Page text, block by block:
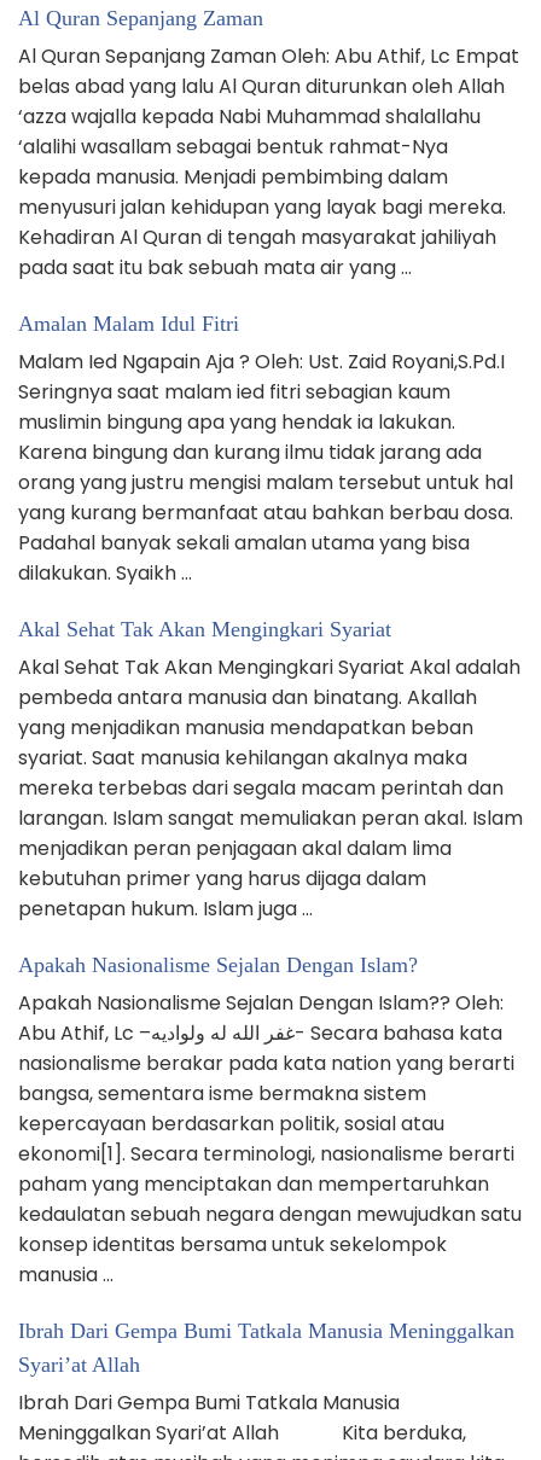
Al Quran Sepanjang Zaman
Al Quran Sepanjang Zaman Oleh: Abu Athif, Lc Empat
belas abad yang lalu Al Quran diturunkan oleh Allah
‘azza wajalla kepada Nabi Muhammad shalallahu
‘alalihi wasallam sebagai bentuk rahmat-Nya
kepada manusia. Menjadi pembimbing dalam
menyusuri jalan kehidupan yang layak bagi mereka.
Kehadiran Al Quran di tengah masyarakat jahiliyah
pada saat itu bak sebuah mata air yang …
Amalan Malam Idul Fitri
Malam Ied Ngapain Aja ? Oleh: Ust. Zaid Royani,S.Pd.I
Seringnya saat malam ied fitri sebagian kaum
muslimin bingung apa yang hendak ia lakukan.
Karena bingung dan kurang ilmu tidak jarang ada
orang yang justru mengisi malam tersebut untuk hal
yang kurang bermanfaat atau bahkan berbau dosa.
Padahal banyak sekali amalan utama yang bisa
dilakukan. Syaikh …
Akal Sehat Tak Akan Mengingkari Syariat
Akal Sehat Tak Akan Mengingkari Syariat Akal adalah
pembeda antara manusia dan binatang. Akallah
yang menjadikan manusia mendapatkan beban
syariat. Saat manusia kehilangan akalnya maka
mereka terbebas dari segala macam perintah dan
larangan. Islam sangat memuliakan peran akal. Islam
menjadikan peran penjagaan akal dalam lima
kebutuhan primer yang harus dijaga dalam
penetapan hukum. Islam juga …
Apakah Nasionalisme Sejalan Dengan Islam?
Apakah Nasionalisme Sejalan Dengan Islam?? Oleh:
Abu Athif, Lc –غفر الله له ولواديه- Secara bahasa kata
nasionalisme berakar pada kata nation yang berarti
bangsa, sementara isme bermakna sistem
kepercayaan berdasarkan politik, sosial atau
ekonomi[1]. Secara terminologi, nasionalisme berarti
paham yang menciptakan dan mempertaruhkan
kedaulatan sebuah negara dengan mewujudkan satu
konsep identitas bersama untuk sekelompok
manusia …
Ibrah Dari Gempa Bumi Tatkala Manusia Meninggalkan
Syari’at Allah
Ibrah Dari Gempa Bumi Tatkala Manusia
Meninggalkan Syari’at Allah Kita berduka,